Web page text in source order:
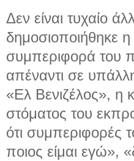
Δεν είναι τυχαίο
δημοσιοποιήθηκε
συμπεριφορά του
απέναντι σε
«Ελ Βενιζέλος», η
στόματος του
ότι συμπεριφορές
ποιος είμαι εγώ»,